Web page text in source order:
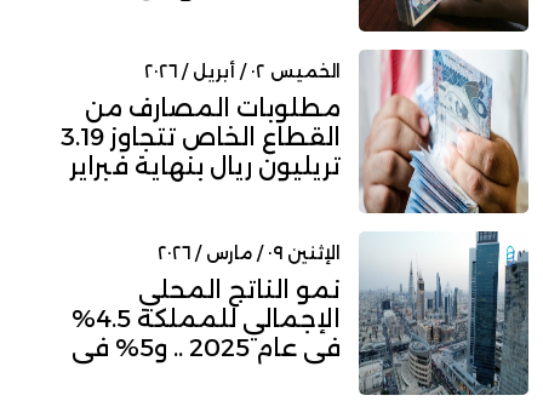
الخميس ٠٢ / أبريل / ٢٠٢٦
مطلوبات المصارف من
القطاع الخاص تتجاوز 3.19
تريليون ريال بنهاية فبراير
الإثنين ٠٩ / مارس / ٢٠٢٦
نمو الناتج المحلي
الإجمالي للمملكة 4.5%
في عام 2025 .. و5% في